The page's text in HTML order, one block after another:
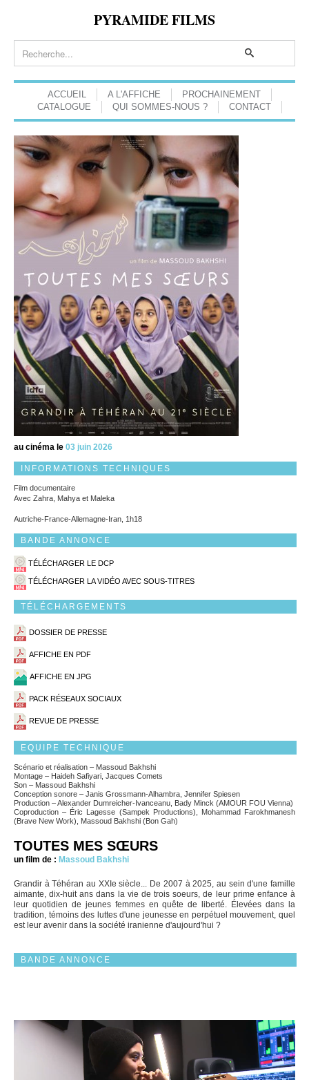
PYRAMIDE FILMS
ACCUEIL A L'AFFICHE
PROCHAINEMENT
CATALOGUE
QUI SOMMES-NOUS ? CONTACT
au cinéma le 03 juin 2026
INFORMATIONS TECHNIQUES
Film documentaire
Avec Zahra, Mahya et Maleka
Autriche-France-Allemagne-Iran, 1h18
BANDE ANNONCE
TÉLÉCHARGER LE DCP
TÉLÉCHARGER LA VIDÉO AVEC SOUS-TITRES
TÉLÉCHARGEMENTS
DOSSIER DE PRESSE
AFFICHE EN PDF
AFFICHE EN JPG
PACK RÉSEAUX SOCIAUX
REVUE DE PRESSE
EQUIPE TECHNIQUE
Scénario et réalisation – Massoud Bakhshi
Montage – Haideh Safiyari, Jacques Comets
Son – Massoud Bakhshi
Conception sonore – Janis Grossmann-Alhambra, Jennifer Spiesen
Production – Alexander Dumreicher-Ivanceanu, Bady Minck (AMOUR FOU Vienna)
Coproduction – Éric Lagesse (Sampek Productions), Mohammad Farokhmanesh
(Brave New Work), Massoud Bakhshi (Bon Gah)
TOUTES MES SŒURS
un film de : Massoud Bakhshi
Grandir à Téhéran au XXIe siècle... De 2007 à 2025, au sein d'une famille
aimante, dix-huit ans dans la vie de trois soeurs, de leur prime enfance à
leur quotidien de jeunes femmes en quête de liberté. Élevées dans la
tradition, témoins des luttes d'une jeunesse en perpétuel mouvement, quel
est leur avenir dans la société iranienne d'aujourd'hui ?
BANDE ANNONCE